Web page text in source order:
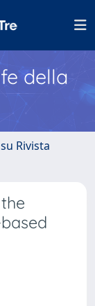
della
Rivista